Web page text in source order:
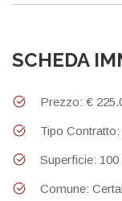
SCHEDA
Prezzo: €
Tipo Contratto:
Superficie: 100
Comune: